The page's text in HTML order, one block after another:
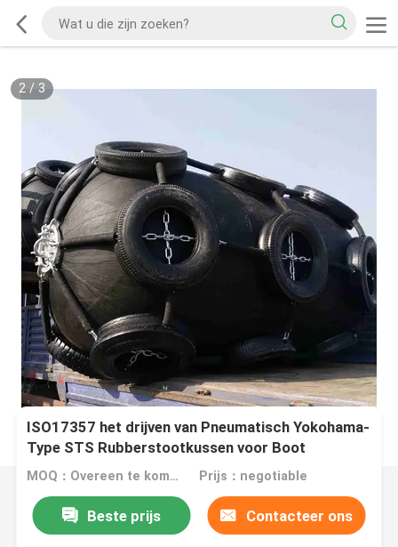
2/ 3
ISO17357 het drijven van Pneumatisch Yokohama-
Type STS Rubberstootkussen voor Boot
MOQ：Overeen te komen Prijs：negotiable
Beste prijs Contacteer ons